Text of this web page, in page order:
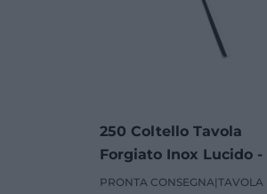
250 Coltello Tavola
Forgiato Inox Lucido -
Pezzi
PRONTA CONSEGNA|TAVOLA